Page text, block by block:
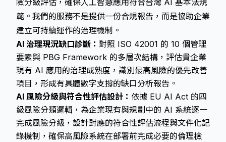
險分級評估，確保人工智慧應用符合台灣 AI 基本法規
範。我們的服務不是提供一份合規報告，而是協助企業
建立可持續運作的治理機制。
AI 治理現況缺口診斷： 對照 ISO 42001 的 10 個管理
要素與 PBG Framework 的多層次結構，評估貴企業
現有 AI 應用的治理成熟度，識別最高風險的優先改善
項目，形成有具體數字支撐的缺口分析報告。
AI 風險分級與符合性評估設計： 依據 EU AI Act 的四
級風險分類邏輯，為企業現有與規劃中的 AI 系統逐一
完成風險分級，設計對應的符合性評估流程與文件化記
錄機制，確保高風險系統在部署前完成必要的倫理檢